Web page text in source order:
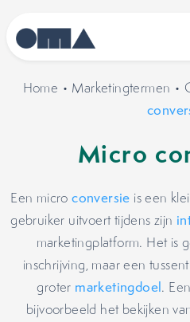
Home • Marketingtermen •
Micro
Een microconversie is een
gebruiker uitvoert tijdens zijn
marketingplatform. Het is
inschrijving, maar een
groter marketingdoel.
bijvoorbeeld het bekijken